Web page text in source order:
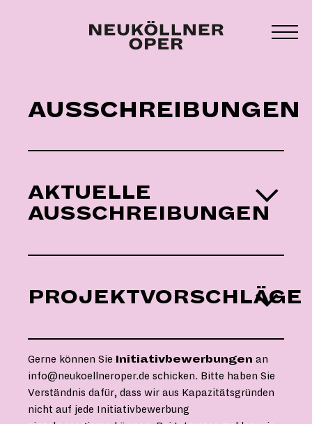
AUSSCHREIBUNGEN
AKTUELLE
AUSSCHREIBUNGEN
TECHNISCHE LEITUNG
LEITUNG LICHT
PROJEKTVORSCHLÄGE
Gerne können Sie Initiativbewerbungen an
info@neukoellneroper.de schicken. Bitte haben Sie
Verständnis dafür, dass wir aus Kapazitätsgründen
nicht auf jede Initiativbewerbung